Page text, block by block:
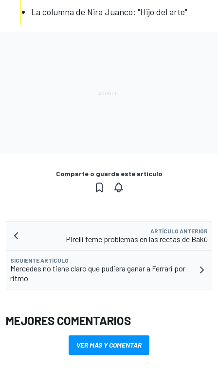
La columna de Nira Juanco: "Hijo del arte"
Comparte o guarda este artículo
ARTÍCULO ANTERIOR
Pirelli teme problemas en las rectas de Bakú
SIGUIENTE ARTÍCULO
Mercedes no tiene claro que pudiera ganar a Ferrari por
ritmo
MEJORES COMENTARIOS
VER MÁS Y COMENTAR